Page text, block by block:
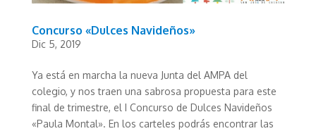
Concurso «Dulces Navideños»
Dic 5, 2019
Ya está en marcha la nueva Junta del AMPA del
colegio, y nos traen una sabrosa propuesta para este
final de trimestre, el I Concurso de Dulces Navideños
«Paula Montal». En los carteles podrás encontrar las